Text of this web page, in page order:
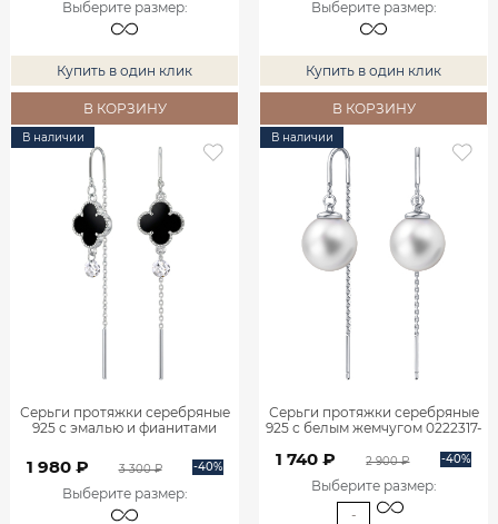
Выберите размер:
Купить в один клик
В КОРЗИНУ
Выберите размер:
Купить в один клик
В КОРЗИНУ
В наличии
Серьги протяжки серебряные
925 с эмалью и фианитами
1 980 ₽ 3 300 ₽ -40%
Выберите размер:
В наличии
Серьги протяжки серебряные
925 с белым жемчугом 0222317-
1 740 ₽ 2 900 ₽ -40%
Выберите размер:
-